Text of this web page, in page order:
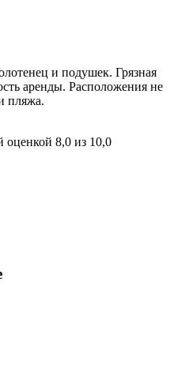
и подушек. Грязная
аренды. Расположения не
пляжа.
оценкой 8,0 из 10,0